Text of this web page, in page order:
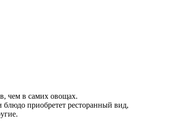
чем в самих овощах.
блюдо приобретет ресторанный вид,